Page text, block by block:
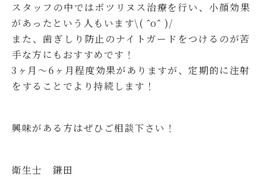
スタッフの中ではボツリヌス治療を行い、小顔効果
があったという人もいます\( ˆoˆ )/
また、歯ぎしり防止のナイトガードをつけるのが苦
手な方にもおすすめです！
3ヶ月〜6ヶ月程度効果がありますが、定期的に注射
をすることでより持続します！
興味がある方はぜひご相談下さい！
衛生士 鎌田